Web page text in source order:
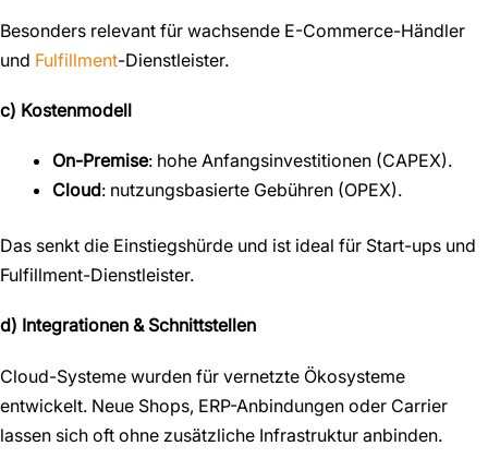
Besonders relevant für wachsende E-Commerce-Händler
und Fulfillment-Dienstleister.
c) Kostenmodell
On-Premise: hohe Anfangsinvestitionen (CAPEX).
Cloud: nutzungsbasierte Gebühren (OPEX).
Das senkt die Einstiegshürde und ist ideal für Start-ups und
Fulfillment-Dienstleister.
d) Integrationen & Schnittstellen
Cloud-Systeme wurden für vernetzte Ökosysteme
entwickelt. Neue Shops, ERP-Anbindungen oder Carrier
lassen sich oft ohne zusätzliche Infrastruktur anbinden.